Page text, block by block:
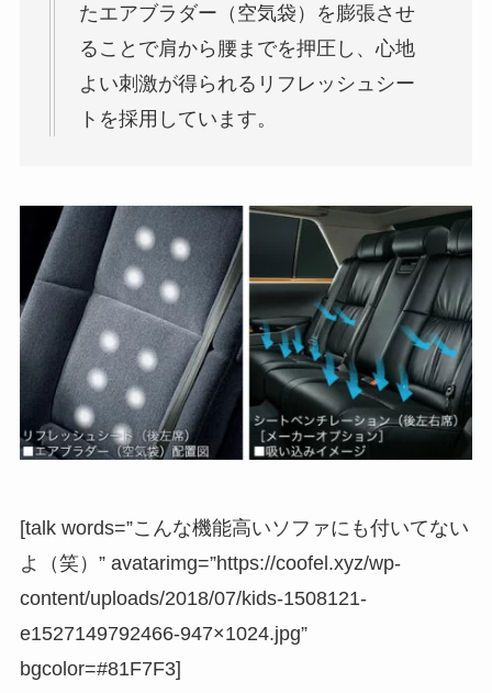
たエアブラダー（空気袋）を膨張させ
ることで肩から腰までを押圧し、心地
よい刺激が得られるリフレッシュシー
トを採用しています。
[talk words=”こんな機能高いソファにも付いてない
よ（笑）” avatarimg=”https://coofel.xyz/wp-
content/uploads/2018/07/kids-1508121-
e1527149792466-947×1024.jpg”
bgcolor=#81F7F3]